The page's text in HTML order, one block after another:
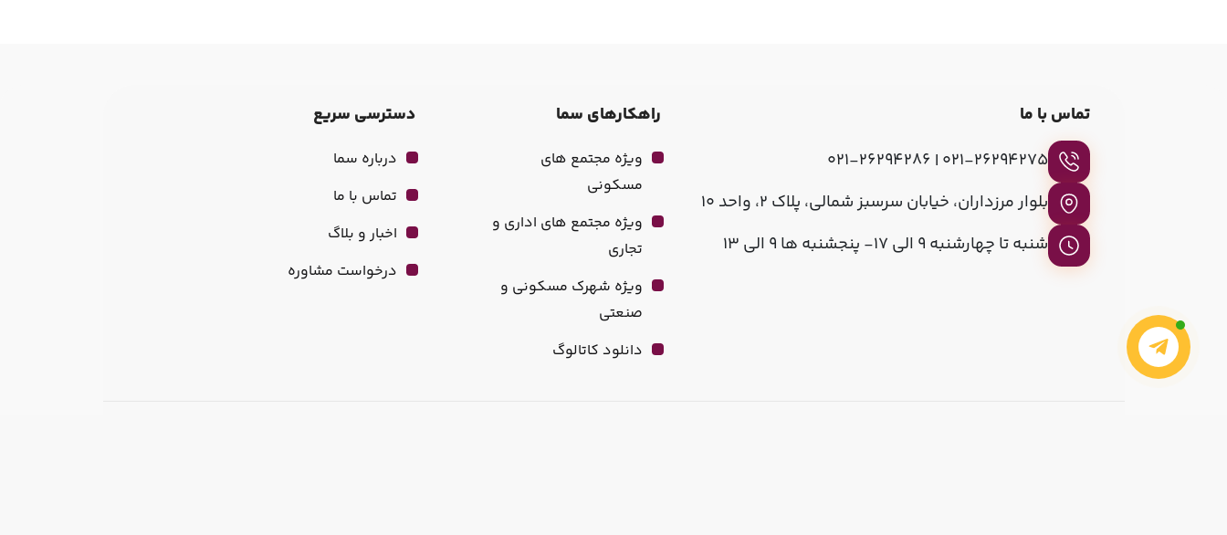
تماس با ما
021-26294275 | 021-26294286
بلوار مرزداران، خیابان سرسبز شمالی، پلاک ۲، واحد ۱۰
شنبه تا چهارشنبه 9 الی 17- پنجشنبه ها 9 الی 13
راهکارهای سما
ویژه مجتمع های
مسکونی
ویژه مجتمع های اداری و
تجاری
ویژه شهرک مسکونی و
صنعتی
دانلود کاتالوگ
دسترسی سریع
درباره سما
تماس با ما
اخبار و بلاگ
درخواست مشاوره